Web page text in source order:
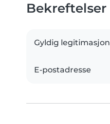
Bekreftelser
Gyldig legitimasjon
E-postadresse